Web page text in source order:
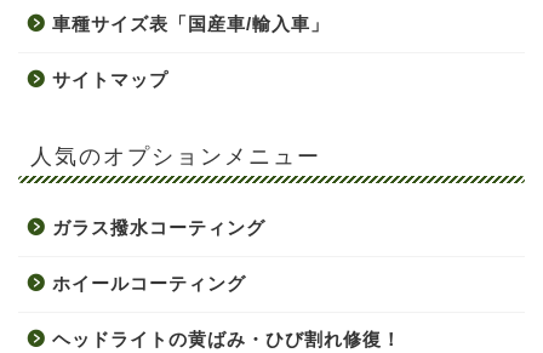
車種サイズ表「国産車/輸入車」
サイトマップ
人気のオプションメニュー
ガラス撥水コーティング
ホイールコーティング
ヘッドライトの黄ばみ・ひび割れ修復！